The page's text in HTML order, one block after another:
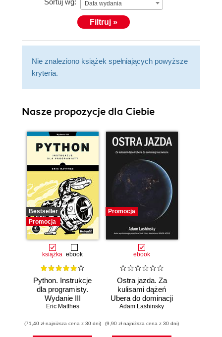
Sortuj wg: Data wydania
Filtruj »
Nie znaleziono książek spełniających powyższe
kryteria.
Nasze propozycje dla Ciebie
Bestseller
Promocja
książka ebook
Python. Instrukcje
dla programisty.
Wydanie III
Eric Matthes
(71,40 zł najniższa cena z 30 dni)
Promocja
ebook
Ostra jazda. Za
kulisami dążeń
Ubera do dominacji
na świecie
Adam Lashinsky
(9,90 zł najniższa cena z 30 dni)